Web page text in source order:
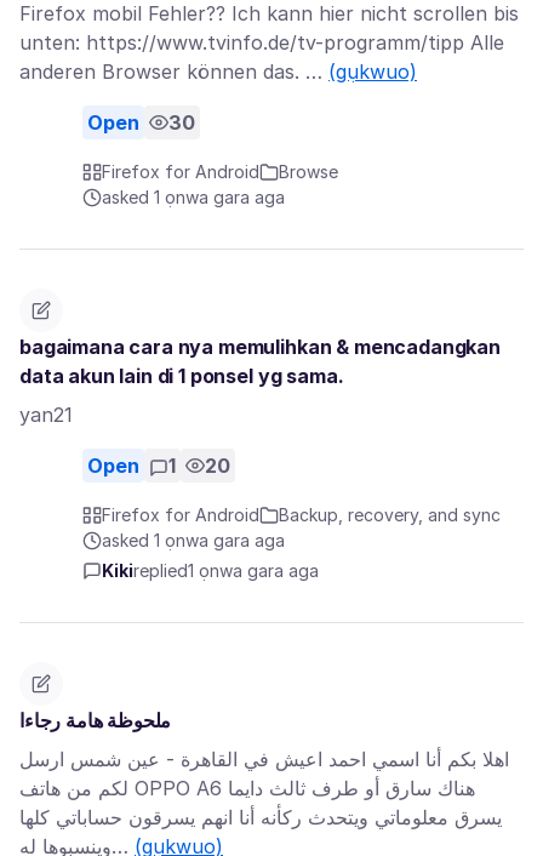
Firefox mobil Fehler?? Ich kann hier nicht scrollen bis
unten: https://www.tvinfo.de/tv-programm/tipp Alle
anderen Browser können das. … (gụkwuo)
Open 30
Firefox for Android
Browse
asked 1 ọnwa gara aga
bagaimana cara nya memulihkan & mencadangkan
data akun lain di 1 ponsel yg sama.
yan21
Open 1 20
Firefox for Android
Backup, recovery, and sync
asked 1 ọnwa gara aga
Kikireplied1 ọnwa gara aga
ملحوظة هامة رجاءا
اهلا بكم أنا اسمي احمد اعيش في القاهرة - عين شمس ارسل
لكم من هاتف OPPO A6 هناك سارق أو طرف ثالث دايما
يسرق معلوماتي ويتحدث ركأنه أنا انهم يسرقون حساباتي كلها
وينسبوها له… (gụkwuo)